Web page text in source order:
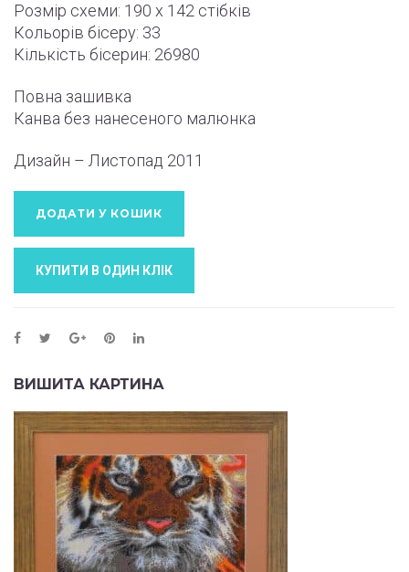
Розмір схеми: 190 x 142 стібків
Кольорів бісеру: 33
Кількість бісерин: 26980
Повна зашивка
Канва без нанесеного малюнка
Дизайн – Листопад 2011
ДОДАТИ У КОШИК
КУПИТИ В ОДИН КЛIК
ВИШИТА КАРТИНА